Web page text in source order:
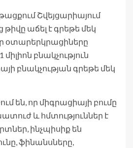
Շվեյցարիայում
աճել է գրեթե մեկ
օտարերկրացիները
բնակչություն
բնակչության գրեթե մեկ
են, որ միգրացիայի բումը
և հմտություններ է
ինչպիսիք են
ֆինանսները,